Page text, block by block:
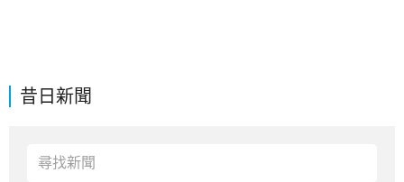
昔日新聞